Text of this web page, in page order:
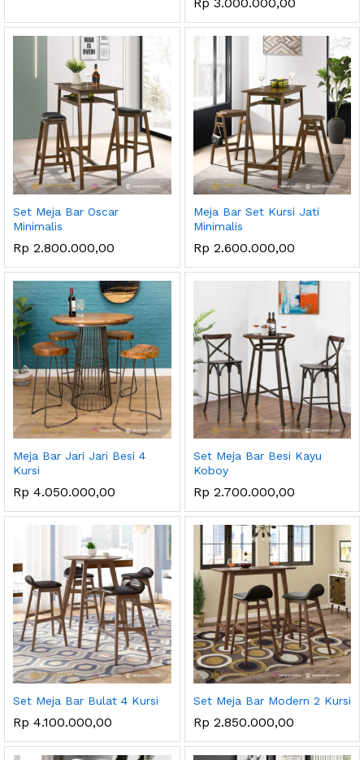
Set Meja Bar Oscar
Minimalis
Rp 2.800.000,00
Meja Bar Set Kursi Jati
Minimalis
Rp 2.600.000,00
Meja Bar Jari Jari Besi 4
Kursi
Rp 4.050.000,00
Set Meja Bar Besi Kayu
Koboy
Rp 2.700.000,00
Set Meja Bar Bulat 4 Kursi
Rp 4.100.000,00
Set Meja Bar Modern 2 Kursi
Rp 2.850.000,00